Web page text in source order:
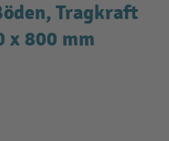
Tragkraft
x 800 mm